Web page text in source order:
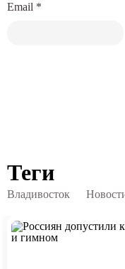
Email *
Теги
Владивосток